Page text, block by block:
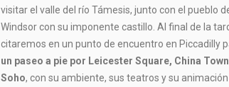
visitar el valle del río Támesis, junto con el pueblo
Windsor con su imponente castillo. Al final de la
citaremos en un punto de encuentro en Piccadilly
un paseo a pie por Leicester Square, China Town
Soho, con su ambiente, sus teatros y su